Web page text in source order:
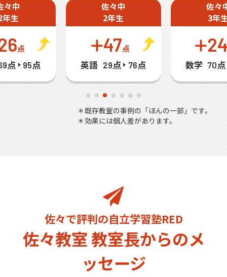
々中
年生
点
点 95点
佐々中
2年生
47点
英語 29点 76点
佐々
3年
数学 70点
＊既存教室の事例の「ほんの一部」です。
＊効果には個人差があります。
佐々で評判の自立学習塾RED
佐々教室 教室長からのメ
ッセージ